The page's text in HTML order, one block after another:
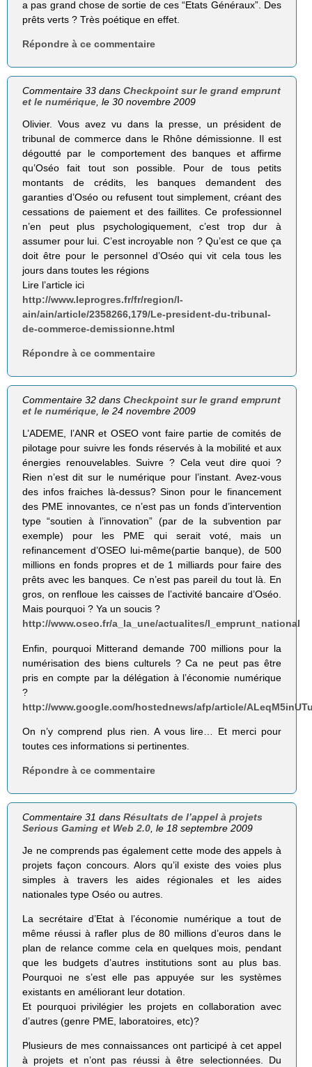
a pas grand chose de sortie de ces “Etats Généraux”. Des
prêts verts ? Très poétique en effet.
Répondre à ce commentaire
Commentaire 33 dansCheckpoint sur le grand emprunt
et le numérique , le 30 novembre 2009
Olivier. Vous avez vu dans la presse, un président de
tribunal de commerce dans le Rhône démissionne. Il est
dégoutté par le comportement des banques et affirme
qu’Oséo fait tout son possible. Pour de tous petits
montants de crédits, les banques demandent des
garanties d’Oséo ou refusent tout simplement, créant des
cessations de paiement et des faillites. Ce professionnel
n’en peut plus psychologiquement, c’est trop dur à
assumer pour lui. C’est incroyable non ? Qu’est ce que ça
doit être pour le personnel d’Oséo qui vit cela tous les
jours dans toutes les régions
Lire l’article ici
http://www.leprogres.fr/fr/region/l-
ain/ain/article/2358266,179/Le-president-du-tribunal-
de-commerce-demissionne.html
Répondre à ce commentaire
Commentaire 32 dansCheckpoint sur le grand emprunt
et le numérique, le 24 novembre 2009
L’ADEME, l’ANR et OSEO vont faire partie de comités de
pilotage pour suivre les fonds réservés à la mobilité et aux
énergies renouvelables. Suivre ? Cela veut dire quoi ?
Rien n’est dit sur le numérique pour l’instant. Avez-vous
des infos fraiches là-dessus? Sinon pour le financement
des PME innovantes, ce n’est pas un fonds d’intervention
type “soutien à l’innovation” (par de la subvention par
exemple) pour les PME qui serait voté, mais un
refinancement d’OSEO lui-même(partie banque), de 500
millions en fonds propres et de 1 milliards pour faire des
prêts avec les banques. Ce n’est pas pareil du tout là. En
gros, on renfloue les caisses de l’activité bancaire d’Oséo.
Mais pourquoi ? Ya un soucis ?
http://www.oseo.fr/a_la_une/actualites/l_emprunt_national
Enfin, pourquoi Mitterand demande 700 millions pour la
numérisation des biens culturels ? Ca ne peut pas être
pris en compte par la délégation à l’économie numérique
?
http://www.google.com/hostednews/afp/article/
On n’y comprend plus rien. A vous lire… Et merci pour
toutes ces informations si pertinentes.
Répondre à ce commentaire
Commentaire 31 dansRésultats de l’appel à projets
Serious Gaming et Web 2.0 , le 18 septembre 2009
Je ne comprends pas également cette mode des appels à
projets façon concours. Alors qu’il existe des voies plus
simples à travers les aides régionales et les aides
nationales type Oséo ou autres.
La secrétaire d’Etat à l’économie numérique a tout de
même réussi à rafler plus de 80 millions d’euros dans le
plan de relance comme cela en quelques mois, pendant
que les budgets d’autres institutions sont au plus bas.
Pourquoi ne s’est elle pas appuyée sur les systèmes
existants en améliorant leur dotation.
Et pourquoi privilégier les projets en collaboration avec
d’autres (genre PME, laboratoires, etc)?
Plusieurs de mes connaissances ont participé à cet appel
à projets et n’ont pas réussi à être selectionnées. Du